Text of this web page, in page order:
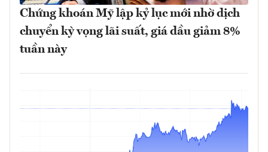
Chứng khoán Mỹ lập kỷ lục mới nhờ dịch
chuyển kỳ vọng lãi suất, giá dầu giảm 8%
tuần này